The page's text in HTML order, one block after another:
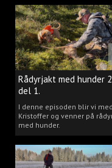
Rådyrjakt med hunder
del 1.
I denne episoden blir vi med
Kristoffer og venner på
med hunder.